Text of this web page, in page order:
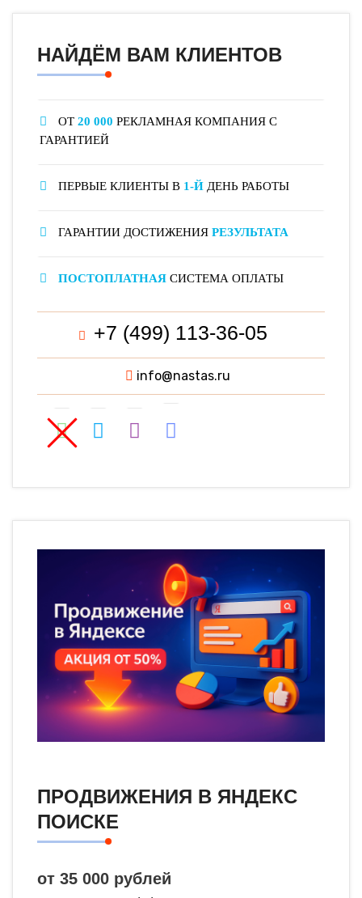
НАЙДЁМ ВАМ КЛИЕНТОВ
ОТ 20 000 РЕКЛАМНАЯ КОМПАНИЯ С
ГАРАНТИЕЙ
ПЕРВЫЕ КЛИЕНТЫ В 1-Й ДЕНЬ РАБОТЫ
ГАРАНТИИ ДОСТИЖЕНИЯ РЕЗУЛЬТАТА
ПОСТОПЛАТНАЯ СИСТЕМА ОПЛАТЫ
+7 (499) 113-36-05
info@nastas.ru
ПРОДВИЖЕНИЯ В ЯНДЕКС
ПОИСКЕ
от 35 000 рублей